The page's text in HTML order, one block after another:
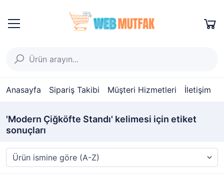
Anasayfa Sipariş Takibi Müşteri Hizmetleri İletişim
'Modern Çiğköfte Standı' kelimesi için etiket
sonuçları